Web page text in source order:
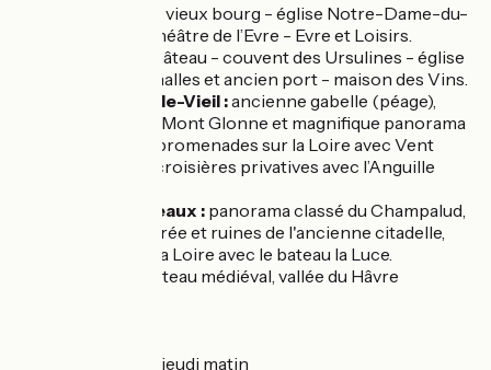
: vieux bourg - église Notre-Dame-du-
Marillais - Théâtre de l’Evre - Evre et Loisirs.
: château - couvent des Ursulines - église
St-Pierre - halles et ancien port - maison des Vins.
St-Florent-le-Vieil :ancienne gabelle (péage),
abbatiale du Mont Glonne et magnifique panorama
sur la Loire, promenades sur la Loire avec Vent
d'Soulair et croisières privatives avec l’Anguille
Champtoceaux : panorama classé du Champalud,
portes d'entrée et ruines de l'ancienne citadelle,
balades sur la Loire avec le bateau la Luce.
: château médiéval, vallée du Hâvre
le jeudi matin